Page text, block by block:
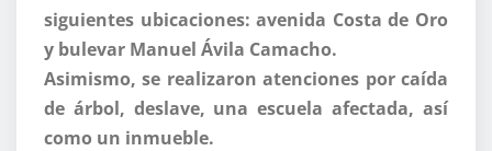
siguientes ubicaciones: avenida Costa de Oro
y bulevar Manuel Ávila Camacho.
Asimismo, se realizaron atenciones por caída
de árbol, deslave, una escuela afectada, así
como un inmueble.